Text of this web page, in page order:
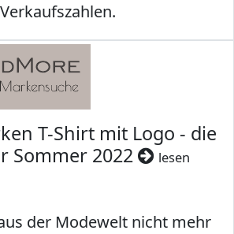
Verkaufszahlen.
T-Shirt mit Logo - die
Sommer 2022
lesen
der Modewelt nicht mehr